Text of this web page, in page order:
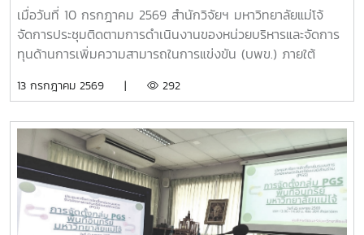
เมื่อวันที่ 10 กรกฎาคม 2569 สำนักวิจัยฯ มหาวิทยาลัยแม่โจ้
จัดการประชุมติดตามการดำเนินงานของหน่วยบริหารและจัดการ
ทุนด้านการเพิ่มความสามารถในการแข่งขัน (บพข.) ภายใต้
แข่งขันและการพัฒนาพื้นที่ (องค์การมหาชน) ณ ห้องประชุมรวง
ศาสตราจารย์ ดร.สุบรรณ ฝอยกลาง รองผู้อำนวยการสำนักวิจัย
และส่งเสริมวิชาการการเกษตร ฝ่ายวิจัย มหาวิทยาลัยแม่โจ้ กล่าว
ต้อนรับและแนะนำมหาวิทยาลัยแม่โจ้แก่คณะผู้เข้าร่วมประชุมในการ
นี้ดร.อัญชัญ ชมภูพวง รองผู้อำนวยการหน่วยบริหารและจัดการ
ทุนด้านการเพิ่มความสามารถในการแข่งขัน ได้นำเสนอข้อมูล
กรอบการดำเนินงานของหน่วยบริหารและจัดการทุนฯ และสรุปผล
13 กรกฎาคม 2569 | 292